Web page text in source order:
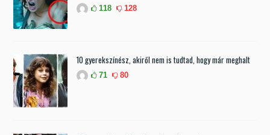
118 128
10 gyerekszínész, akiről nem is tudtad, hogy már meghalt
71 80